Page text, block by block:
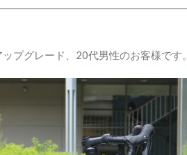
プグレード、20代男性のお客様です。